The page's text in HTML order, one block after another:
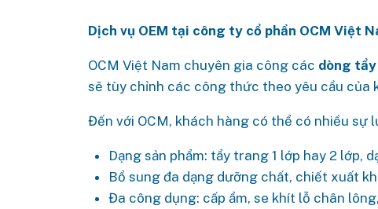
Dịch vụ OEM tại công ty cổ phần OCM Việt
OCM Việt Nam chuyên gia công các dòng
sẽ tùy chỉnh các công thức theo yêu cầu của
Đến với OCM, khách hàng có thể có nhiều sự
Dạng sản phẩm: tẩy trang 1 lớp hay 2 lớp,
Bổ sung đa dạng dưỡng chất, chiết xuất
Đa công dụng: cấp ẩm, se khít lỗ chân